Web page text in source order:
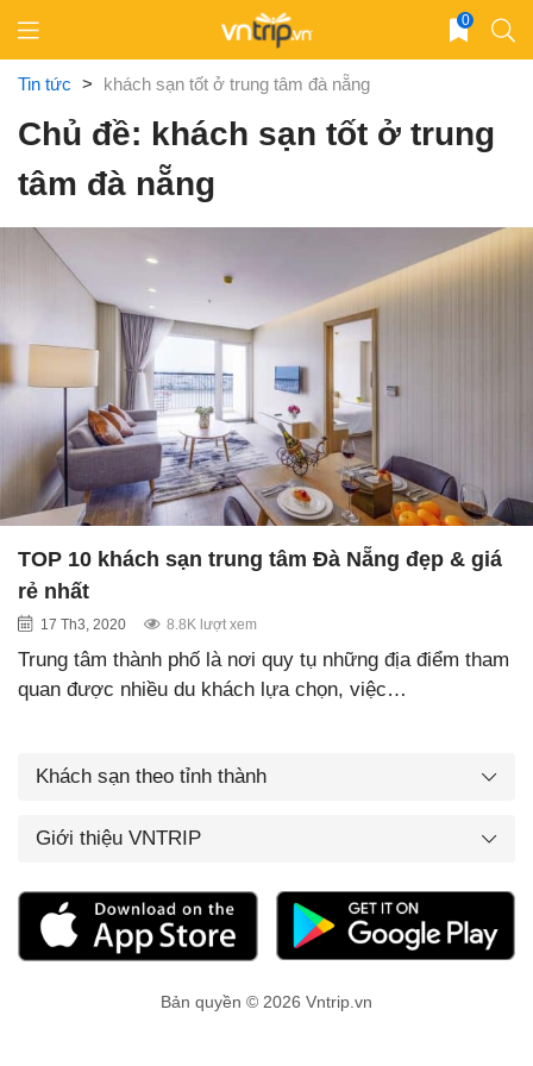
content
0
Tin tức > khách sạn tốt ở trung tâm đà nẵng
Chủ đề: khách sạn tốt ở trung
tâm đà nẵng
TOP 10 khách sạn trung tâm Đà Nẵng đẹp & giá
rẻ nhất
17 Th3, 2020 8.8K lượt xem
Trung tâm thành phố là nơi quy tụ những địa điểm tham
quan được nhiều du khách lựa chọn, việc…
Khách sạn theo tỉnh thành
Giới thiệu VNTRIP
Bản quyền © 2026 Vntrip.vn